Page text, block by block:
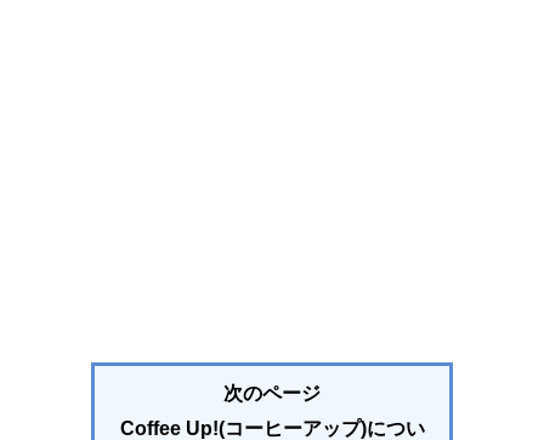
次のページ
Coffee Up!(コーヒーアップ)につい